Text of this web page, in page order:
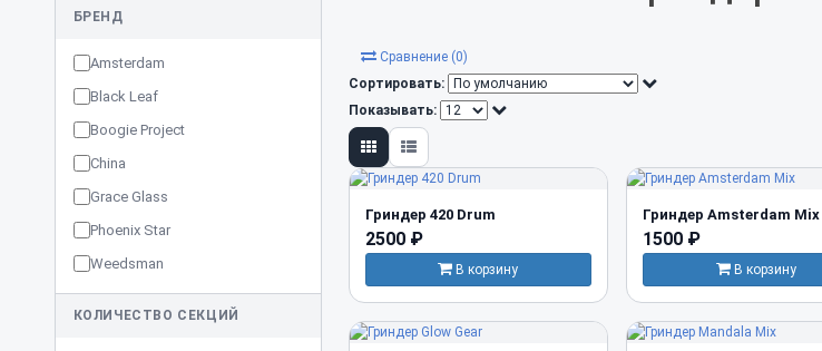
БРЕНД
Amsterdam
Black Leaf
Boogie Project
China
Grace Glass
Phoenix Star
Weedsman
КОЛИЧЕСТВО СЕКЦИЙ
Сравнение (0)
Сортировать:
Показывать:
Гриндер 420 Drum
2500 ₽
В корзину
Гриндер Amsterdam Mix
1500 ₽
В корзину